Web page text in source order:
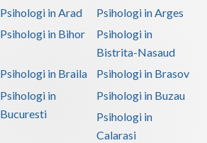
Psihologi in Arad
Psihologi in Arges
Psihologi in Bihor
Psihologi in
Bistrita-Nasaud
Psihologi in Braila
Psihologi in Brasov
Psihologi in
Bucuresti
Psihologi in Buzau
Psihologi in
Calarasi